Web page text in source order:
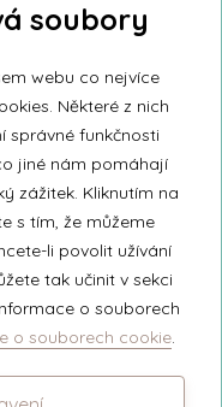
jako první informováni o
z rodinné firmy Unipar.
531
soubory
webu co nejvíce
Některé z nich
správné funkčnosti
jiné nám pomáhají
zážitek. Kliknutím na
s tím, že můžeme
li povolit užívání
tak učinit v sekci
o souborech
o souborech cookie.